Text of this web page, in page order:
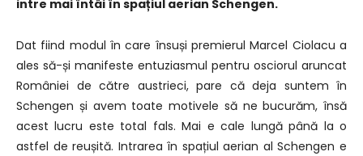
intre mai întâi în spațiul aerian Schengen.
Dat fiind modul în care însuși premierul Marcel Ciolacu a
ales să-și manifeste entuziasmul pentru osciorul aruncat
României de către austrieci, pare că deja suntem în
Schengen și avem toate motivele să ne bucurăm, însă
acest lucru este total fals. Mai e cale lungă până la o
astfel de reușită. Intrarea în spațiul aerian al Schengen e